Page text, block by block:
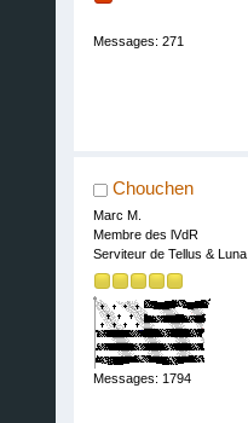
Messages: 271
Chouchen
Marc M.
Membre des lVdR
Serviteur de Tellus & Luna
Messages: 1794